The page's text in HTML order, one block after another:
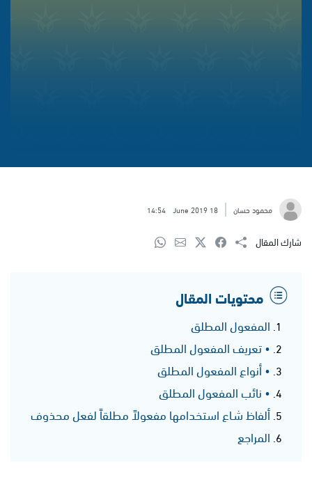
محمود حسان 18 June 2019
14:54
شارك المقال
محتويات المقال
المفعول المطلق
• تعريف المفعول المطلق
• أنواع المفعول المطلق
• نائب المفعول المطلق
ألفاظ شـاع استخدامها مفعولاً مطلقاً لفعل محذوف
المراجع